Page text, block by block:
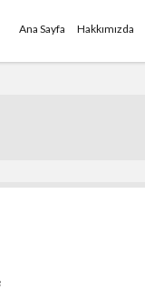
Ana Sayfa Hakkımızda